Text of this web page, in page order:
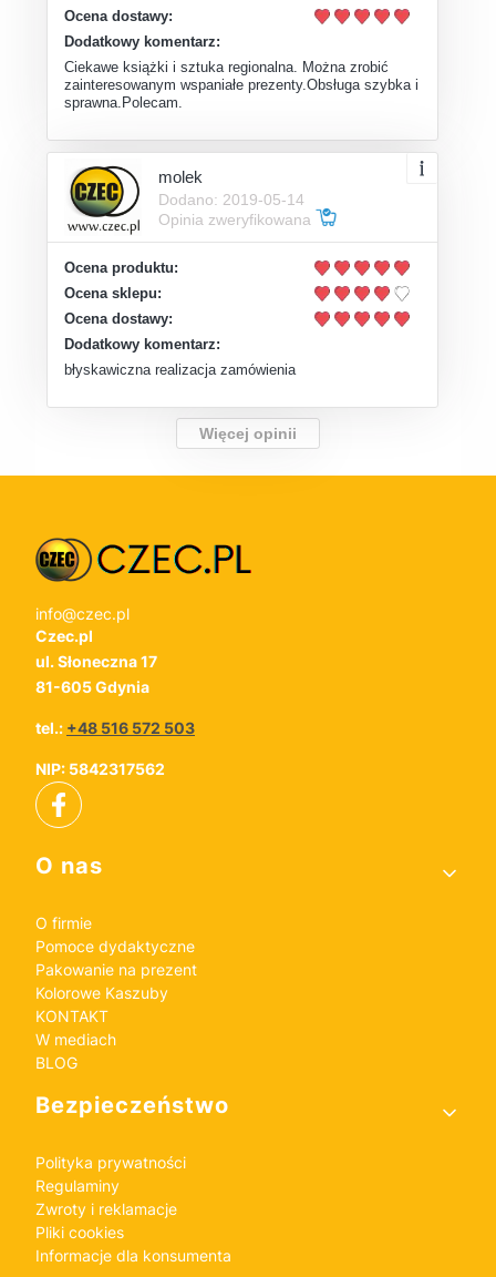
Ocena dostawy:
Dodatkowy komentarz:
Ciekawe książki i sztuka regionalna. Można zrobić
zainteresowanym wspaniałe prezenty.Obsługa szybka i
sprawna.Polecam.
molek
Dodano: 2019-05-14
Opinia zweryfikowana
Ocena produktu:
Ocena sklepu:
Ocena dostawy:
Dodatkowy komentarz:
błyskawiczna realizacja zamówienia
Więcej opinii
info@czec.pl
Czec.pl
ul. Słoneczna 17
81-605 Gdynia
tel.: +48 516 572 503
NIP: 5842317562
Linki w stopce
O nas
O firmie
Pomoce dydaktyczne
Pakowanie na prezent
Kolorowe Kaszuby
KONTAKT
W mediach
BLOG
Bezpieczeństwo
Polityka prywatności
Regulaminy
Zwroty i reklamacje
Pliki cookies
Informacje dla konsumenta